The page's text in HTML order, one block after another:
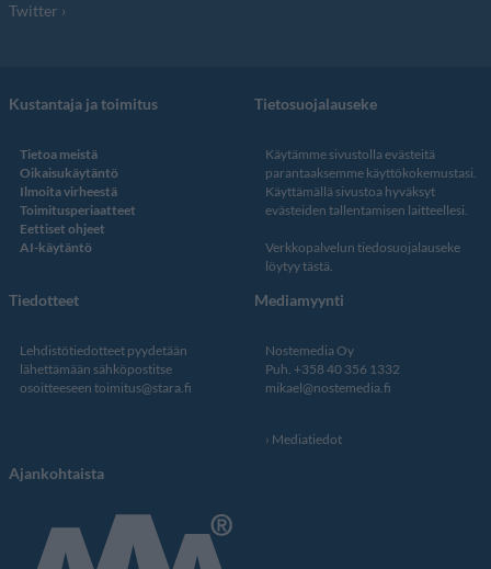
Twitter
Kustantaja ja toimitus
Tietoa meistä
Oikaisukäytäntö
Ilmoita virheestä
Toimitusperiaatteet
Eettiset ohjeet
AI-käytäntö
Tietosuojalauseke
Käytämme sivustolla evästeitä
parantaaksemme käyttökokemustasi.
Käyttämällä sivustoa hyväksyt
evästeiden tallentamisen laitteellesi.
Verkkopalvelun tiedosuojalauseke
löytyy tästä.
Tiedotteet
Lehdistötiedotteet pyydetään
lähettämään sähköpostitse
osoitteeseen toimitus@stara.fi
Mediamyynti
Nostemedia Oy
Puh. +358 40 356 1332
mikael@nostemedia.fi
Mediatiedot
Ajankohtaista